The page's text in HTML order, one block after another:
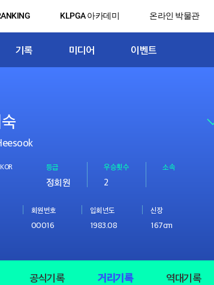
KLPGA 아카데미 온라인 박물관
기록 미디어 이벤트
KOR 등급
정회원
우승횟수
2
소속
회원번호
00016
입회년도
1983.08
신장
167cm
공식기록 거리기록 역대기록